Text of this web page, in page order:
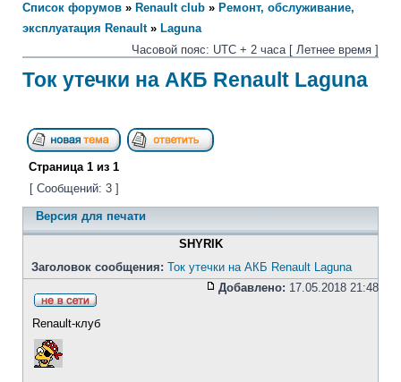
Список форумов » Renault club » Ремонт, обслуживание,
эксплуатация Renault» Laguna
Часовой пояс: UTC + 2 часа [ Летнее время ]
Ток утечки на АКБ Renault Laguna
Страница 1 из 1
[ Сообщений: 3 ]
Версия для печати
SHYRIK
Заголовок сообщения: Ток утечки на АКБ Renault Laguna
Добавлено: 17.05.2018 21:48
Renault-клуб